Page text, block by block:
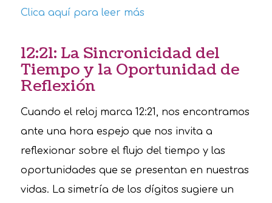
Clica aquí para leer más
12:21: La Sincronicidad del
Tiempo y la Oportunidad de
Reflexión
Cuando el reloj marca 12:21, nos encontramos
ante una hora espejo que nos invita a
reflexionar sobre el flujo del tiempo y las
oportunidades que se presentan en nuestras
vidas. La simetría de los dígitos sugiere un